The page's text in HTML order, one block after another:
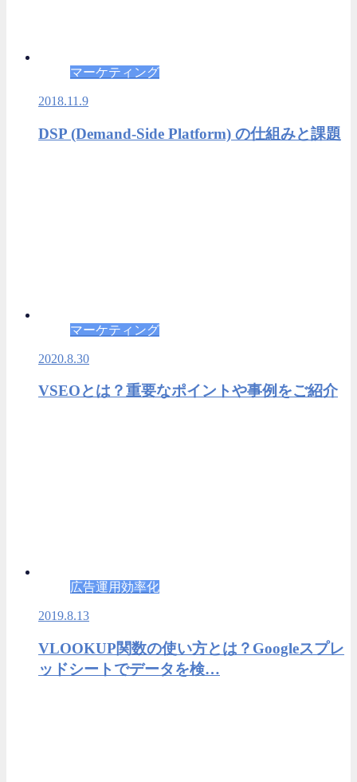
マーケティング
2018.11.9
DSP (Demand-Side Platform) の仕組みと課題
マーケティング
2020.8.30
VSEOとは？重要なポイントや事例をご紹介
広告運用効率化
2019.8.13
VLOOKUP関数の使い方とは？Googleスプレ
ッドシートでデータを検…